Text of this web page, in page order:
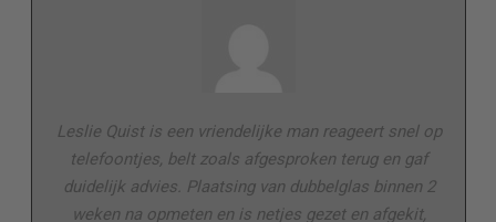
Leslie Quist is een vriendelijke man reageert snel op
telefoontjes, belt zoals afgesproken terug en gaf
duidelijk advies. Plaatsing van dubbelglas binnen 2
weken na opmeten en is netjes gezet en afgekit,